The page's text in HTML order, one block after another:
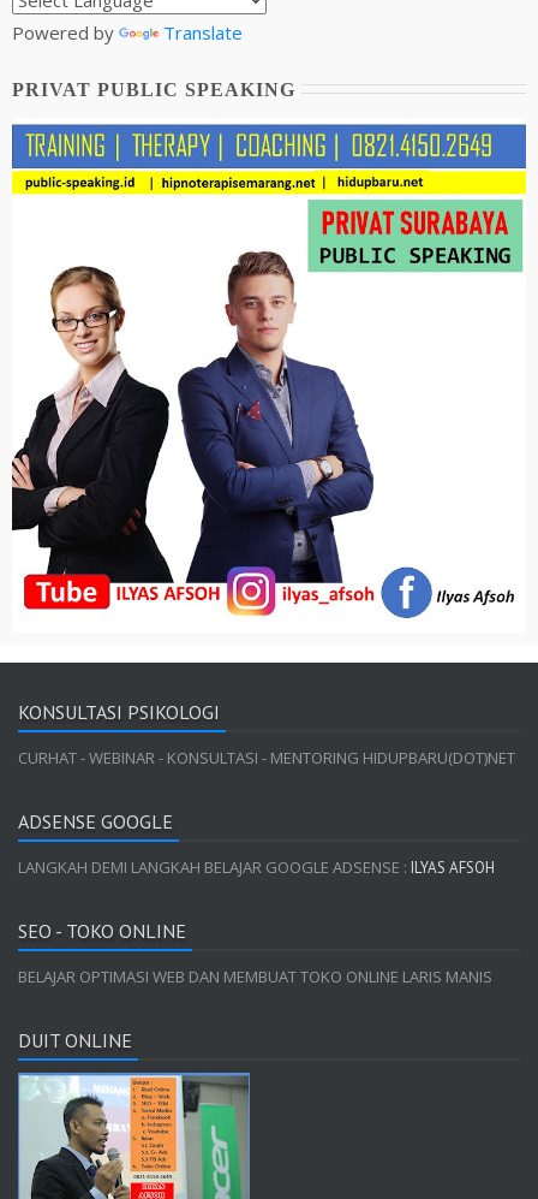
Powered by Translate
PRIVAT PUBLIC SPEAKING
KONSULTASI PSIKOLOGI
CURHAT - WEBINAR - KONSULTASI - MENTORING HIDUPBARU(DOT)NET
ADSENSE GOOGLE
LANGKAH DEMI LANGKAH BELAJAR GOOGLE ADSENSE : ILYAS AFSOH
SEO - TOKO ONLINE
BELAJAR OPTIMASI WEB DAN MEMBUAT TOKO ONLINE LARIS MANIS
DUIT ONLINE